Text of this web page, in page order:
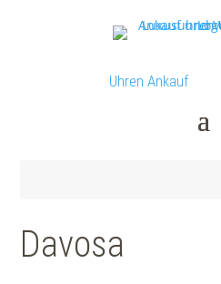
Uhren Ankauf
Davosa